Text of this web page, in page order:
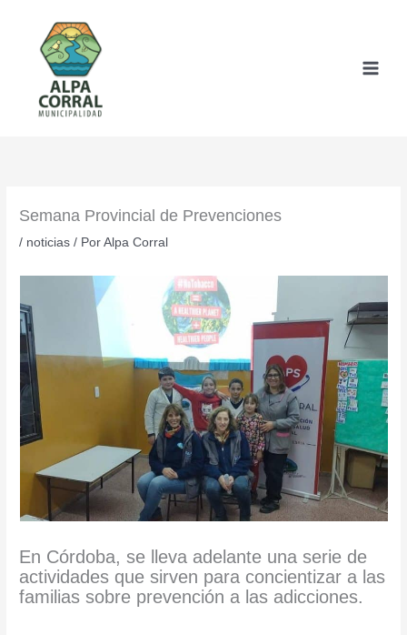
contenido
Semana Provincial de Prevenciones
/ noticias / PorAlpa Corral
En Córdoba, se lleva adelante una serie de
actividades que sirven para concientizar a las
familias sobre prevención a las adicciones.